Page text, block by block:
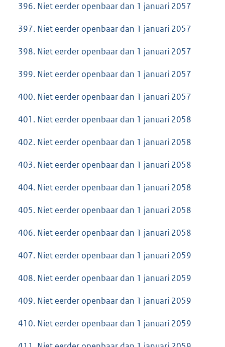
396. Niet eerder openbaar dan 1 januari 2057
397. Niet eerder openbaar dan 1 januari 2057
398. Niet eerder openbaar dan 1 januari 2057
399. Niet eerder openbaar dan 1 januari 2057
400. Niet eerder openbaar dan 1 januari 2057
401. Niet eerder openbaar dan 1 januari 2058
402. Niet eerder openbaar dan 1 januari 2058
403. Niet eerder openbaar dan 1 januari 2058
404. Niet eerder openbaar dan 1 januari 2058
405. Niet eerder openbaar dan 1 januari 2058
406. Niet eerder openbaar dan 1 januari 2058
407. Niet eerder openbaar dan 1 januari 2059
408. Niet eerder openbaar dan 1 januari 2059
409. Niet eerder openbaar dan 1 januari 2059
410. Niet eerder openbaar dan 1 januari 2059